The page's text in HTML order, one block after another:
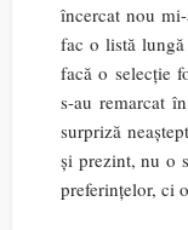
încercat nou
fac o listă
facă o selecție
s-au remarcat
surpriză
și prezint, nu o
preferințelor, ci